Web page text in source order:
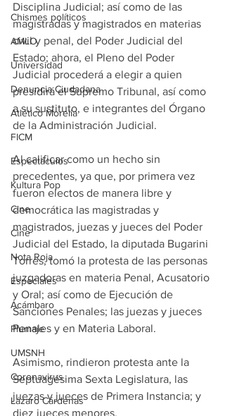
Chismes políticos
AMLO
Universidad
Denuncia Ciudadana
Atlético Morelia
FICM
Espectáculos
Kultura Pop
Cine
Cine
Nota Roja
Especiales
Acámbaro
Plumaje
UMSNH
Coronavirus
Lázaro Cárdenas
Disciplina Judicial; así como de las
magistradas y magistrados en materias
civil y penal, del Poder Judicial del
Estado; ahora, el Pleno del Poder
Judicial procederá a elegir a quien
presidirá el Supremo Tribunal, así como
a su sustituto, e integrantes del Órgano
de la Administración Judicial.
Al calificar como un hecho sin
precedentes, ya que, por primera vez
fueron electos de manera libre y
democrática las magistradas y
magistrados, juezas y jueces del Poder
Judicial del Estado, la diputada Bugarini
Torres, tomó la protesta de las personas
juzgadoras en materia Penal, Acusatorio
y Oral; así como de Ejecución de
Sanciones Penales; las juezas y jueces
Penales y en Materia Laboral.
Asimismo, rindieron protesta ante la
Septuagésima Sexta Legislatura, las
juezas y jueces de Primera Instancia; y
diez jueces menores.